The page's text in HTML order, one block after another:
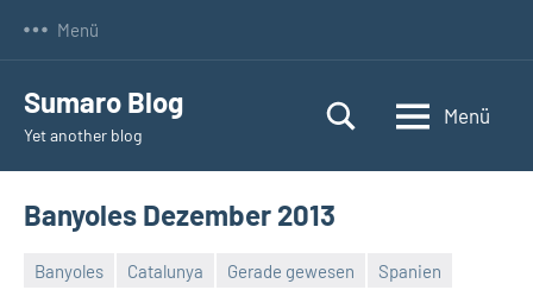
Menü
Sumaro Blog
Yet another blog
Menü
Banyoles Dezember 2013
Banyoles Catalunya Gerade gewesen
Spanien